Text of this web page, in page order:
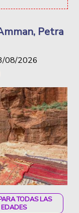
Petra
08/2026
TODAS LAS
EDADES